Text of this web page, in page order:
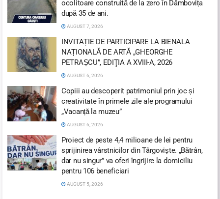
ocolitoare construită de la zero în Dâmbovița
după 35 de ani.
AUGUST 7, 2026
INVITAȚIE DE PARTICIPARE LA BIENALA
NAȚIONALĂ DE ARTĂ „GHEORGHE
PETRAȘCU”, EDIŢIA A XVIII-A, 2026
AUGUST 6, 2026
Copiii au descoperit patrimoniul prin joc și
creativitate în primele zile ale programului
„Vacanță la muzeu”
AUGUST 6, 2026
Proiect de peste 4,4 milioane de lei pentru
sprijinirea vârstnicilor din Târgoviște. „Bătrân,
dar nu singur” va oferi îngrijire la domiciliu
pentru 106 beneficiari
AUGUST 5, 2026